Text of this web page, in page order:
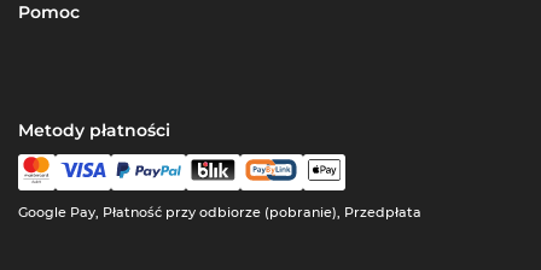
Pomoc
Metody płatności
Google Pay, Płatność przy odbiorze (pobranie), Przedpłata